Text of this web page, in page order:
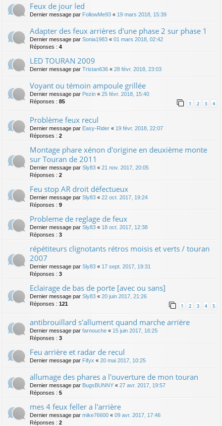
Feux de jour led
Dernier message par FollowMe93 « 19 mars 2018, 15:39
Adapter des feux arrières d'une phase 2 sur phase 1
Dernier message par Sonia1983 « 01 mars 2018, 02:42
Réponses : 4
LED TOURAN 2009
Dernier message par Tristan636 « 28 févr. 2018, 23:03
Voyant ou témoin ampoule grillée
Dernier message par Pezin « 25 févr. 2018, 15:40
Réponses : 85 1 2 3 4
Problème feux recul
Dernier message par Easy-Rider « 19 févr. 2018, 22:07
Réponses : 2
Montage phare xénon d'origine en deuxième monte
sur Touran de 2011
Dernier message par Sly83 « 21 nov. 2017, 20:05
Réponses : 2
Feu stop AR droit défectueux
Dernier message par Sly83 « 22 oct. 2017, 19:24
Réponses : 9
Probleme de reglage de feux
Dernier message par Sly83 « 18 oct. 2017, 12:38
Réponses : 3
répétiteurs clignotants rétros moisis et verts / touran
2007
Dernier message par Sly83 « 17 sept. 2017, 19:31
Réponses : 3
Eclairage de bas de porte [avec ou sans]
Dernier message par Sly83 « 20 juin 2017, 21:26
Réponses : 121 1 2 3 4 5
antibrouillard s'allument quand marche arrière
Dernier message par farnouche « 15 juin 2017, 16:25
Réponses : 3
Feu arrière et radar de recul
Dernier message par Fifyx « 20 mai 2017, 10:25
allumage des phares a l'ouverture de mon touran
Dernier message par BugsBUNNY « 27 avr. 2017, 19:57
Réponses : 5
mes 4 feux feller a l'arrière
Dernier message par mike76600 « 09 avr. 2017, 17:46
Réponses : 2